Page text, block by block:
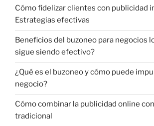
Cómo fidelizar clientes con publicidad
Estrategias efectivas
Beneficios del buzoneo para negocios
sigue siendo efectivo?
¿Qué es el buzoneo y cómo puede
negocio?
Cómo combinar la publicidad online
tradicional